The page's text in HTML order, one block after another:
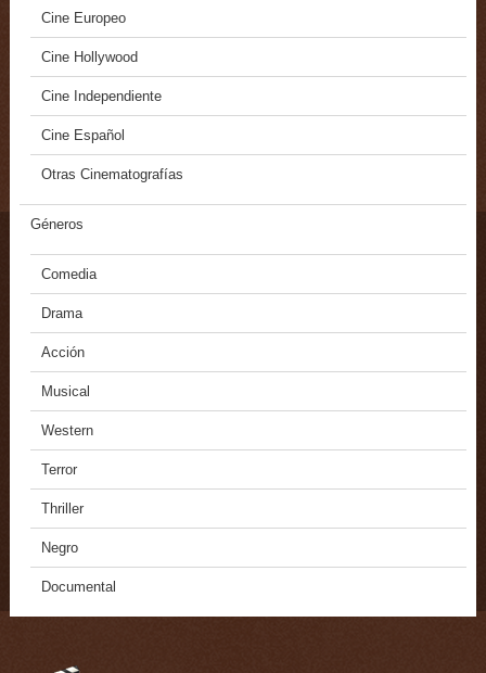
Cine Europeo
Cine Hollywood
Cine Independiente
Cine Español
Otras Cinematografías
Géneros
Comedia
Drama
Acción
Musical
Western
Terror
Thriller
Negro
Documental